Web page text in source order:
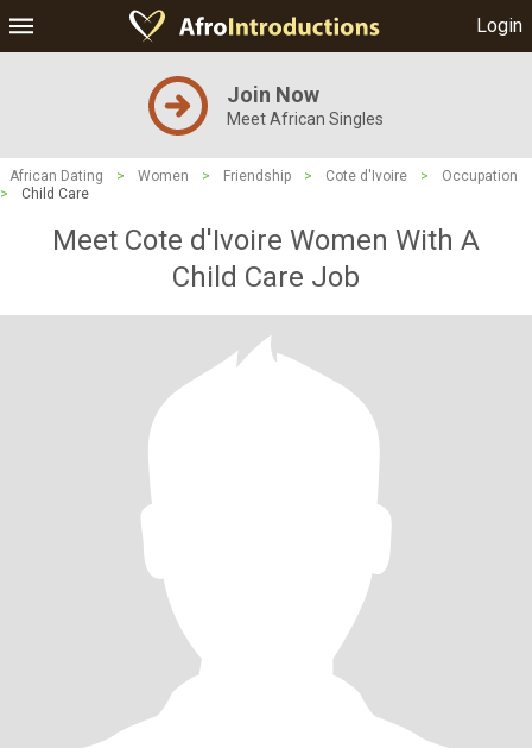
Login
Join Now
Meet African Singles
African Dating > Women > Friendship > Cote d'Ivoire >
Occupation
>
Child Care
Meet Cote d'Ivoire Women With A
Child Care Job